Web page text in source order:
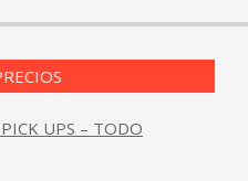
UPS – TODO